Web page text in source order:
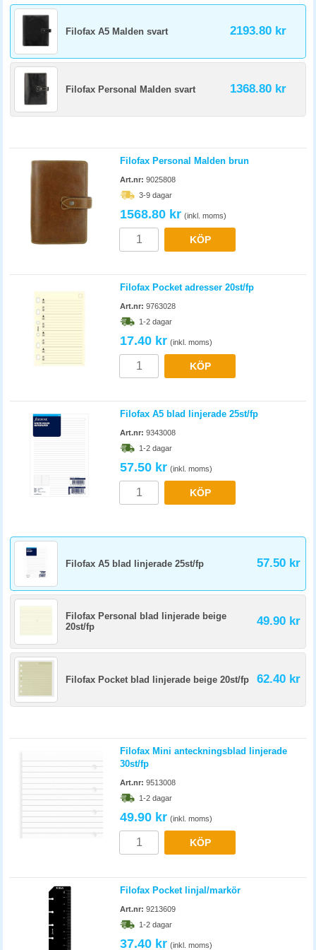
Filofax A5 Malden svart 2193.80 kr
Filofax Personal Malden svart 1368.80 kr
Filofax Personal Malden brun
Art.nr: 9025808
3-9 dagar
1568.80 kr (inkl. moms)
KÖP
Filofax Pocket adresser 20st/fp
Art.nr: 9763028
1-2 dagar
17.40 kr (inkl. moms)
KÖP
Filofax A5 blad linjerade 25st/fp
Art.nr: 9343008
1-2 dagar
57.50 kr (inkl. moms)
KÖP
Filofax A5 blad linjerade 25st/fp 57.50 kr
Filofax Personal blad linjerade beige
20st/fp
49.90 kr
Filofax Pocket blad linjerade beige 20st/fp 62.40 kr
Filofax Mini anteckningsblad linjerade
30st/fp
Art.nr: 9513008
1-2 dagar
49.90 kr (inkl. moms)
KÖP
Filofax Pocket linjal/markör
Art.nr: 9213609
1-2 dagar
37.40 kr (inkl. moms)